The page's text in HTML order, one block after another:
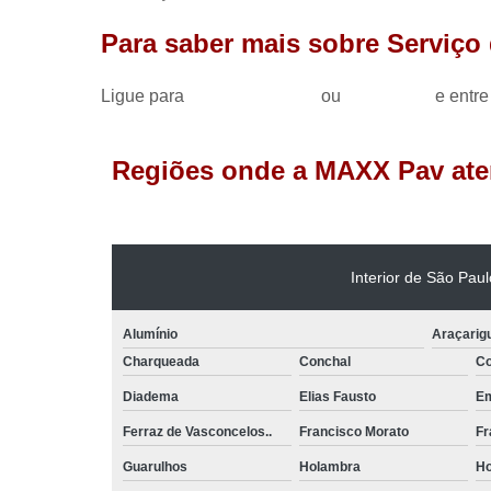
Para saber mais sobre
Ligue para ou e
Regiões onde a MAXX Pav
Interior de São
Alumínio
Charqueada
Conchal
Diadema Elias Fausto
Ferraz de Vasconcelos.. Francisco Morato
Guarulhos Holambra